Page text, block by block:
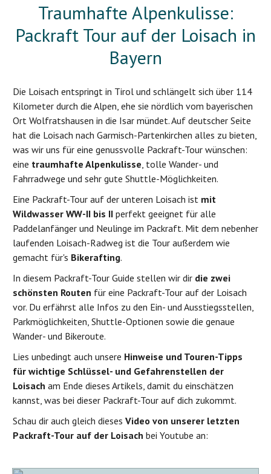
Traumhafte Alpenkulisse:
Packraft Tour auf der Loisach in
Bayern
Die Loisach entspringt in Tirol und schlängelt sich über 114
Kilometer durch die Alpen, ehe sie nördlich vom bayerischen
Ort Wolfratshausen in die Isar mündet. Auf deutscher Seite
hat die Loisach nach Garmisch-Partenkirchen alles zu bieten,
was wir uns für eine genussvolle Packraft-Tour wünschen:
eine traumhafte Alpenkulisse, tolle Wander- und
Fahrradwege und sehr gute Shuttle-Möglichkeiten.
Eine Packraft-Tour auf der unteren Loisach ist mit
Wildwasser WW-II bis II perfekt geeignet für alle
Paddelanfänger und Neulinge im Packraft. Mit dem nebenher
laufenden Loisach-Radweg ist die Tour außerdem wie
gemacht für's Bikerafting.
In diesem Packraft-Tour Guide stellen wir dir die zwei
schönsten Routen für eine Packraft-Tour auf der Loisach
vor. Du erfährst alle Infos zu den Ein- und Ausstiegsstellen,
Parkmöglichkeiten, Shuttle-Optionen sowie die genaue
Wander- und Bikeroute.
Lies unbedingt auch unsere Hinweise und Touren-Tipps
für wichtige Schlüssel- und Gefahrenstellen der
Loisach am Ende dieses Artikels, damit du einschätzen
kannst, was bei dieser Packraft-Tour auf dich zukommt.
Schau dir auch gleich dieses Video von unserer letzten
Packraft-Tour auf der Loisach bei Youtube an: